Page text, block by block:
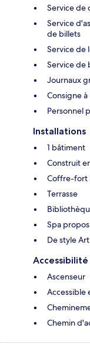
Service de
Service
de billets
Service de
Service de
Journaux
Consigne
Personnel
Installations
1 bâtiment
Construit
Coffre-fort
Terrasse
Spa
De style
Accessibilité
Ascenseur
Accessible
Chemin